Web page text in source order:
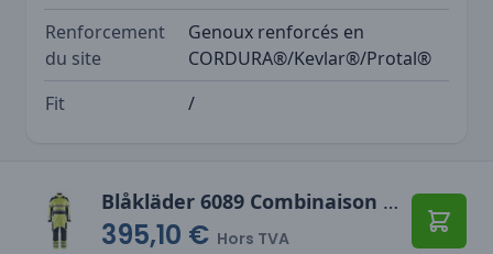
Renforcement
du site
Genoux renforcés en
CORDURA®/Kevlar®/Protal®
Fit
/
Blåkläder 6089 Combinaison multinormes inhérent
395,10 € Hors TVA